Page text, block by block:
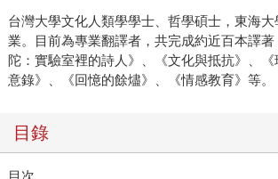
台灣大學文化人類學學士、哲學碩士，東海
業。目前為專業翻譯者，共完成約近百本譯著
陀：實驗室裡的詩人》、《文化與抵抗》、
意錄》、《回憶的餘燼》、《情感教育》等。
目錄
目次